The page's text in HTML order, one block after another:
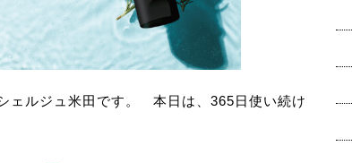
ェルジュ米田です。 本日は、365日使い続け